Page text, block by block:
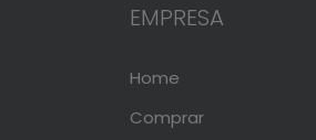
EMPRESA
Home
Comprar